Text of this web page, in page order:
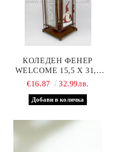
КОЛЕДЕН ФЕНЕР
WELCOME 15,5 Х 31,0
СМ.
€16.87 32.99лв.